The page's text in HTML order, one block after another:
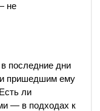
не
последние дни
пришедшим ему
ли
— в подходах к